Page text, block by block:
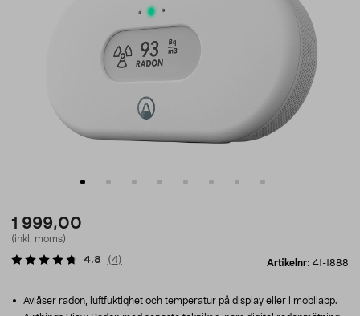
1 999,00
(inkl. moms)
Artikelnr: 41-1888
4.8 (4)
Avläser radon, luftfuktighet och temperatur på display eller i mobilapp.